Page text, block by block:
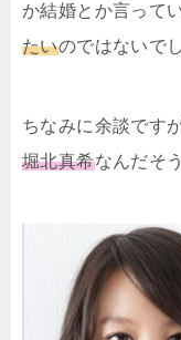
か結婚とか言って
たいのではないで
ちなみに余談です
堀北真希なんだそう